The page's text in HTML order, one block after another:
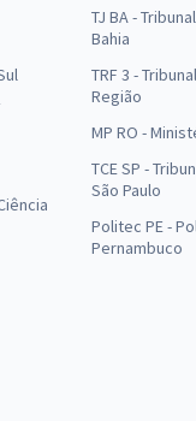
TJ BA -
Bahia
TRF 3 -
Região
MP RO -
TCE SP -
São Paulo
Politec PE -
Pernambuco